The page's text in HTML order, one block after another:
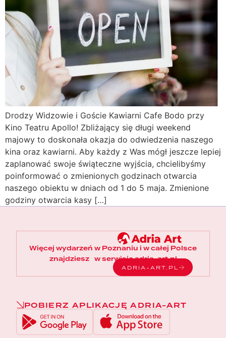
Drodzy Widzowie i Goście Kawiarni Cafe Bodo przy
Kino Teatru Apollo! Zbliżający się długi weekend
majowy to doskonała okazja do odwiedzenia naszego
kina oraz kawiarni. Aby każdy z Was mógł jeszcze lepiej
zaplanować swoje świąteczne wyjścia, chcielibyśmy
poinformować o zmienionych godzinach otwarcia
naszego obiektu w dniach od 1 do 5 maja. Zmienione
godziny otwarcia kasy […]
Więcej wydarzeń w Poznaniu i w całej Polsce
znajdziesz w serwisie adria-art.pl
ADRIA-ART.PL
POBIERZ APLIKACJĘ ADRIA-ART